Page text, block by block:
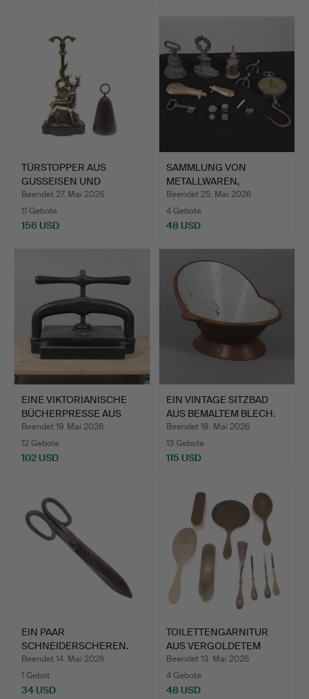
TÜRSTOPPER AUS
GUSSEISEN UND
MESSING.
Beendet 27. Mai 2026
11 Gebote
156 USD
SAMMLUNG VON
METALLWAREN,
BESTEHEND AUS ME…
Beendet 25. Mai 2026
4 Gebote
48 USD
EINE VIKTORIANISCHE
BÜCHERPRESSE AUS
GUSSE…
Beendet 19. Mai 2026
12 Gebote
102 USD
EIN VINTAGE SITZBAD
AUS BEMALTEM BLECH.
Beendet 18. Mai 2026
13 Gebote
115 USD
EIN PAAR
SCHNEIDERSCHEREN.
Beendet 14. Mai 2026
1 Gebot
34 USD
TOILETTENGARNITUR
AUS VERGOLDETEM
METALL.
Beendet 13. Mai 2026
4 Gebote
48 USD